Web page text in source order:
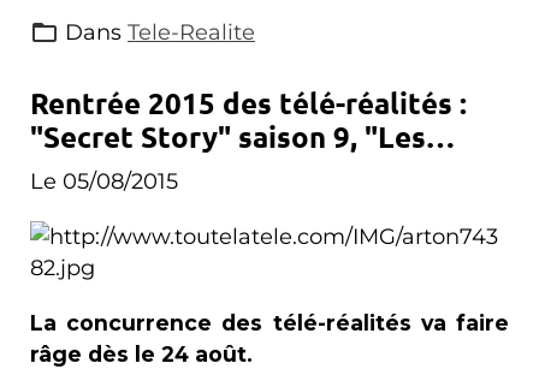
Dans Tele-Realite
Rentrée 2015 des télé-réalités :
"Secret Story" saison 9, "Les
Ch'tis contre les Marseillais : la
Anges"
Le 05/08/2015
La concurrence des télé-réalités va faire
râge dès le 24 août.